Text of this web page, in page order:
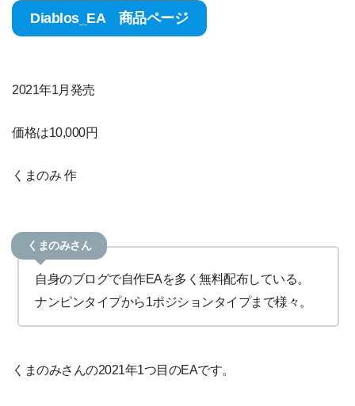
Diablos_EA 商品ページ
2021年1月発売
価格は10,000円
くまのみ 作
くまのみさん
自身のブログで自作EAを多く無料配布している。
ナンピンタイプから1ポジションタイプまで様々。
くまのみさんの2021年1つ目のEAです。